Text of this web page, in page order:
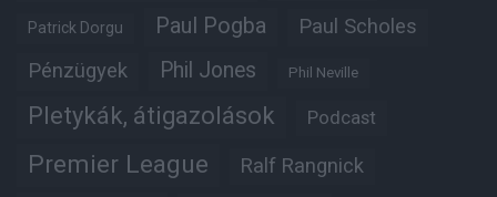
Patrick Dorgu Paul Pogba Paul Scholes
Pénzügyek Phil Jones Phil Neville
Pletykák, átigazolások Podcast
Premier League Ralf Rangnick